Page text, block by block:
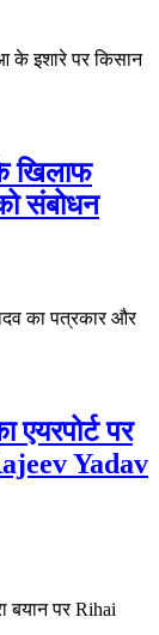
के इशारे पर किसान
खिलाफ
संबोधन
का पत्रकार और
पर
Yadav
बयान पर Rihai